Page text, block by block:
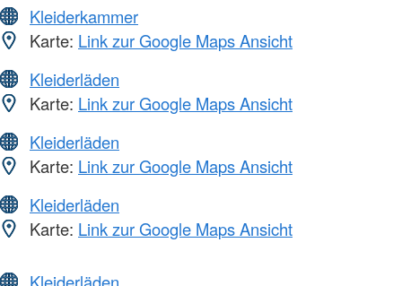
Kleiderkammer
Karte: Link zur Google Maps Ansicht
Kleiderläden
Karte: Link zur Google Maps Ansicht
Kleiderläden
Karte: Link zur Google Maps Ansicht
Kleiderläden
Karte: Link zur Google Maps Ansicht